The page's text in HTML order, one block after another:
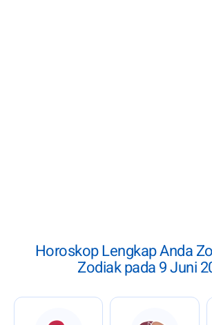
Horoskop Lengkap Anda
Zodiak pada 9 Juni
: Horoskop 9 Juni 2026
: